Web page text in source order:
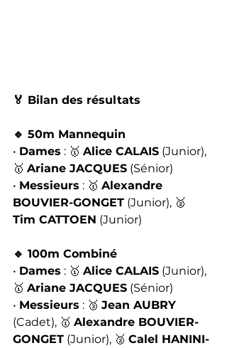
🏅 Bilan des résultats
🔹 50m Mannequin
• Dames : 🥇 Alice CALAIS (Junior),
🥇 Ariane JACQUES (Sénior)
• Messieurs : 🥇 Alexandre
BOUVIER-GONGET (Junior), 🥈
Tim CATTOEN (Junior)
🔹 100m Combiné
• Dames : 🥇 Alice CALAIS (Junior),
🥇 Ariane JACQUES (Sénior)
• Messieurs : 🥉 Jean AUBRY
(Cadet), 🥇 Alexandre BOUVIER-
GONGET (Junior), 🥈 Calel HANINI-